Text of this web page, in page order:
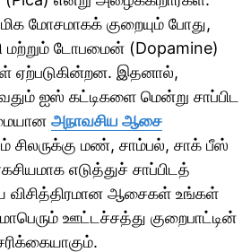
மிக மோசமாகக் குறையும் போது,
மற்றும் டோபமைன் (Dopamine)
ஏற்படுகின்றன. இதனால்,
ஐஸ் கட்டிகளை மென்று சாப்பிட
அநாவசிய ஆசை
சிலருக்கு மண், சாம்பல், சாக் பீஸ்
எடுத்துச் சாப்பிடத்
ஆசைகள் உங்கள்
ஊட்டச்சத்து குறைபாட்டின்